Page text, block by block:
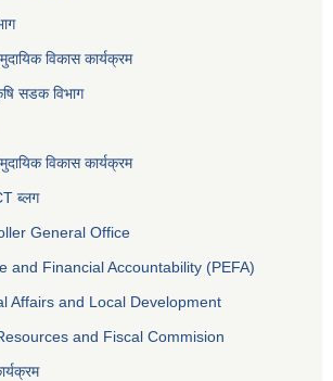
विकास कार्यक्रम
सडक विभाग
विकास कार्यक्रम
ब्लग
General Office
and Financial Accountability (PEFA)
Affairs and Local Development
and Fiscal Commision